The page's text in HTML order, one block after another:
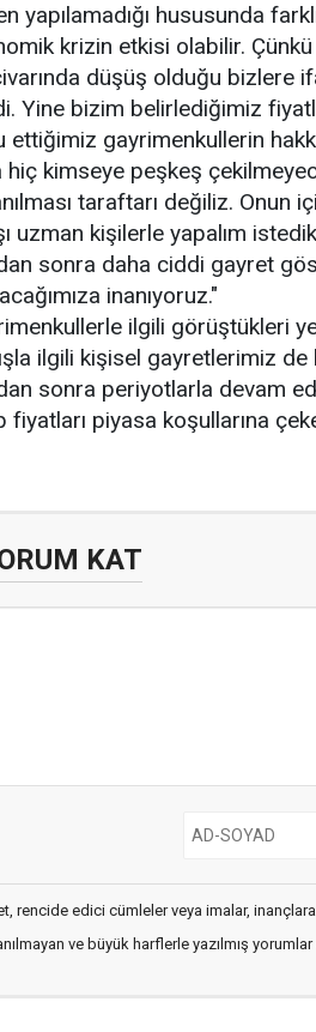
yapılamadığı hususunda
krizin etkisi olabilir.
düşüş olduğu bizlere
Yine bizim belirlediğimiz
ettiğimiz gayrimenkullerin
hiç kimseye peşkeş
taraftarı değiliz. Onun
uzman kişilerle yapalım
sonra daha ciddi gayret
inanıyoruz."
ilgili görüştükleri
ilgili kişisel gayretlerimiz
sonra periyotlarla devam
fiyatları piyasa koşullarına
KAT
rencide edici cümleler veya imalar, inançlara
ve büyük harflerle yazılmış